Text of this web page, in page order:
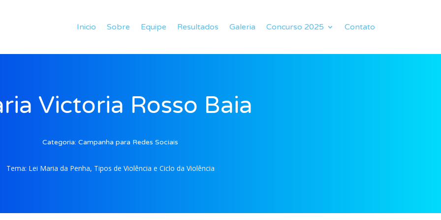
Inicio Sobre Equipe Resultados Galeria Concurso 2025 Contato
Victoria Rosso Baia
Categoria: Campanha para Redes Sociais
Tema: Lei Maria da Penha, Tipos de Violência e Ciclo da Violência